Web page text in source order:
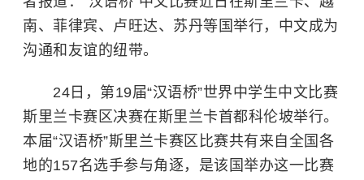
南、菲律宾、卢旺达、苏丹等国举行，中文成为
沟通和友谊的纽带。
24日，第19届“汉语桥”世界中学生中文比赛
斯里兰卡赛区决赛在斯里兰卡首都科伦坡举行。
本届“汉语桥”斯里兰卡赛区比赛共有来自全国各
地的157名选手参与角逐，是该国举办这一比赛